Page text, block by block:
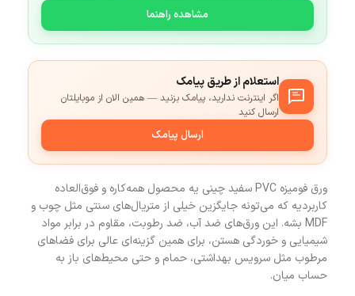
مشاهده راهنما
استعلام از طریق پیامک
اگر اینترنت ندارید، پیامک بزنید — همین الان از موبایلتان
ارسال کنید
ارسال پیامک
ورق فومیزه PVC سفید چینی یه محصول همه‌کاره و فوق‌العاده
کاربردیه که می‌تونه جایگزین خیلی از متریال‌های سنتی مثل چوب و
MDF بشه. این ورق‌های ضد آب، ضد رطوبت، مقاوم در برابر مواد
شیمیایی و خوردگی هستن، برای همین گزینه‌ای عالی برای فضاهای
مرطوب مثل سرویس بهداشتی، حمام و حتی محیط‌های باز به
حساب میان.